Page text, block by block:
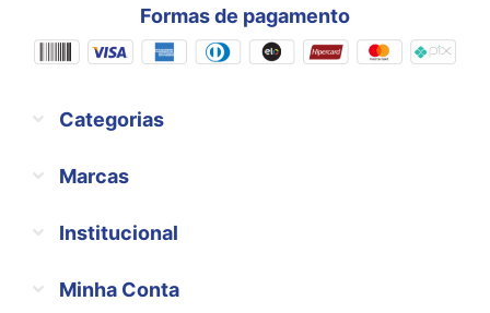
Formas de pagamento
Categorias
Marcas
Institucional
Minha Conta